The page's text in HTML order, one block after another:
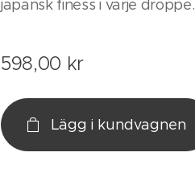
japansk finess i varje droppe.
598,00 kr
Lägg i kundvagnen